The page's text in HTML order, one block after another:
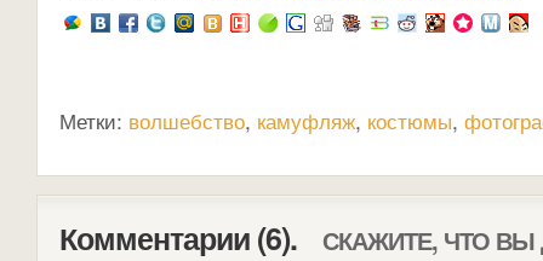
Метки: волшебство, камуфляж, костюмы,
Комментарии (6). СКАЖИТЕ, ЧТО ВЫ